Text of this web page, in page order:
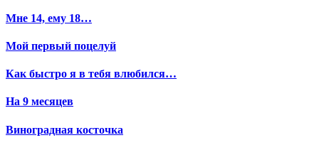
Мне 14, ему 18…
Мой первый поцелуй
Как быстро я в тебя влюбился…
На 9 месяцев
Виноградная косточка